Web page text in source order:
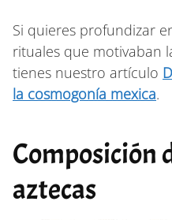
Si quieres profundizar
rituales que motivaban
tienes nuestro artículo
la cosmogonía mexica.
Composición
aztecas